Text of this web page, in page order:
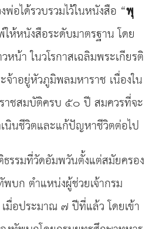
อได้รวบรวมไว้ในหนังสือ “พุ
ห้หนังสือระดับมาตรฐาน โดย
น้า ในวโรกาสเฉลิมพระเกียรติ
าอยู่หัวภูมิพลมหาราช เนื่องใน
าชสมบัติครบ ๕๐ ปี สมควรที่จะ
นินชีวิตและแก้ปัญหาชีวิตต่อไป
รรมที่วัดอัมพวันตั้งแต่สมัยครอง
บก ตำแหน่งผู้ช่วยเจ้ากรม
มื่อประมาณ ๗ ปีที่แล้ว โดยเข้า